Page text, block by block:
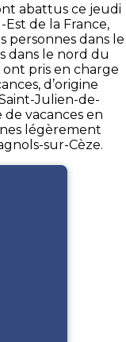
abattus ce jeudi
de la France,
personnes dans le
dans le nord du
pris en charge
d’origine
Julien-de-
vacances en
légèrement
sur-Cèze.